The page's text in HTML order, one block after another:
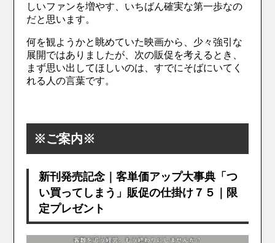
しいファンを増やす、いちばん確実な第一歩なの
だと思います。
何を観ようかと眺めていた映画から、少々強引な
展開ではありましたが、次の販促を考えるとき、
まず思い出してほしいのは、すでにそばにいてく
れる人の言葉です。
※ご案内※
新刊発売記念｜客単価アップ大事典「つ
い買ってしまう」販促の仕掛け７５｜限
定プレゼント